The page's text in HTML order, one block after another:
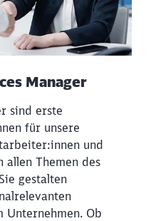
Manager
sind erste
für unsere
und
allen Themen des
gestalten
Unternehmen. Ob